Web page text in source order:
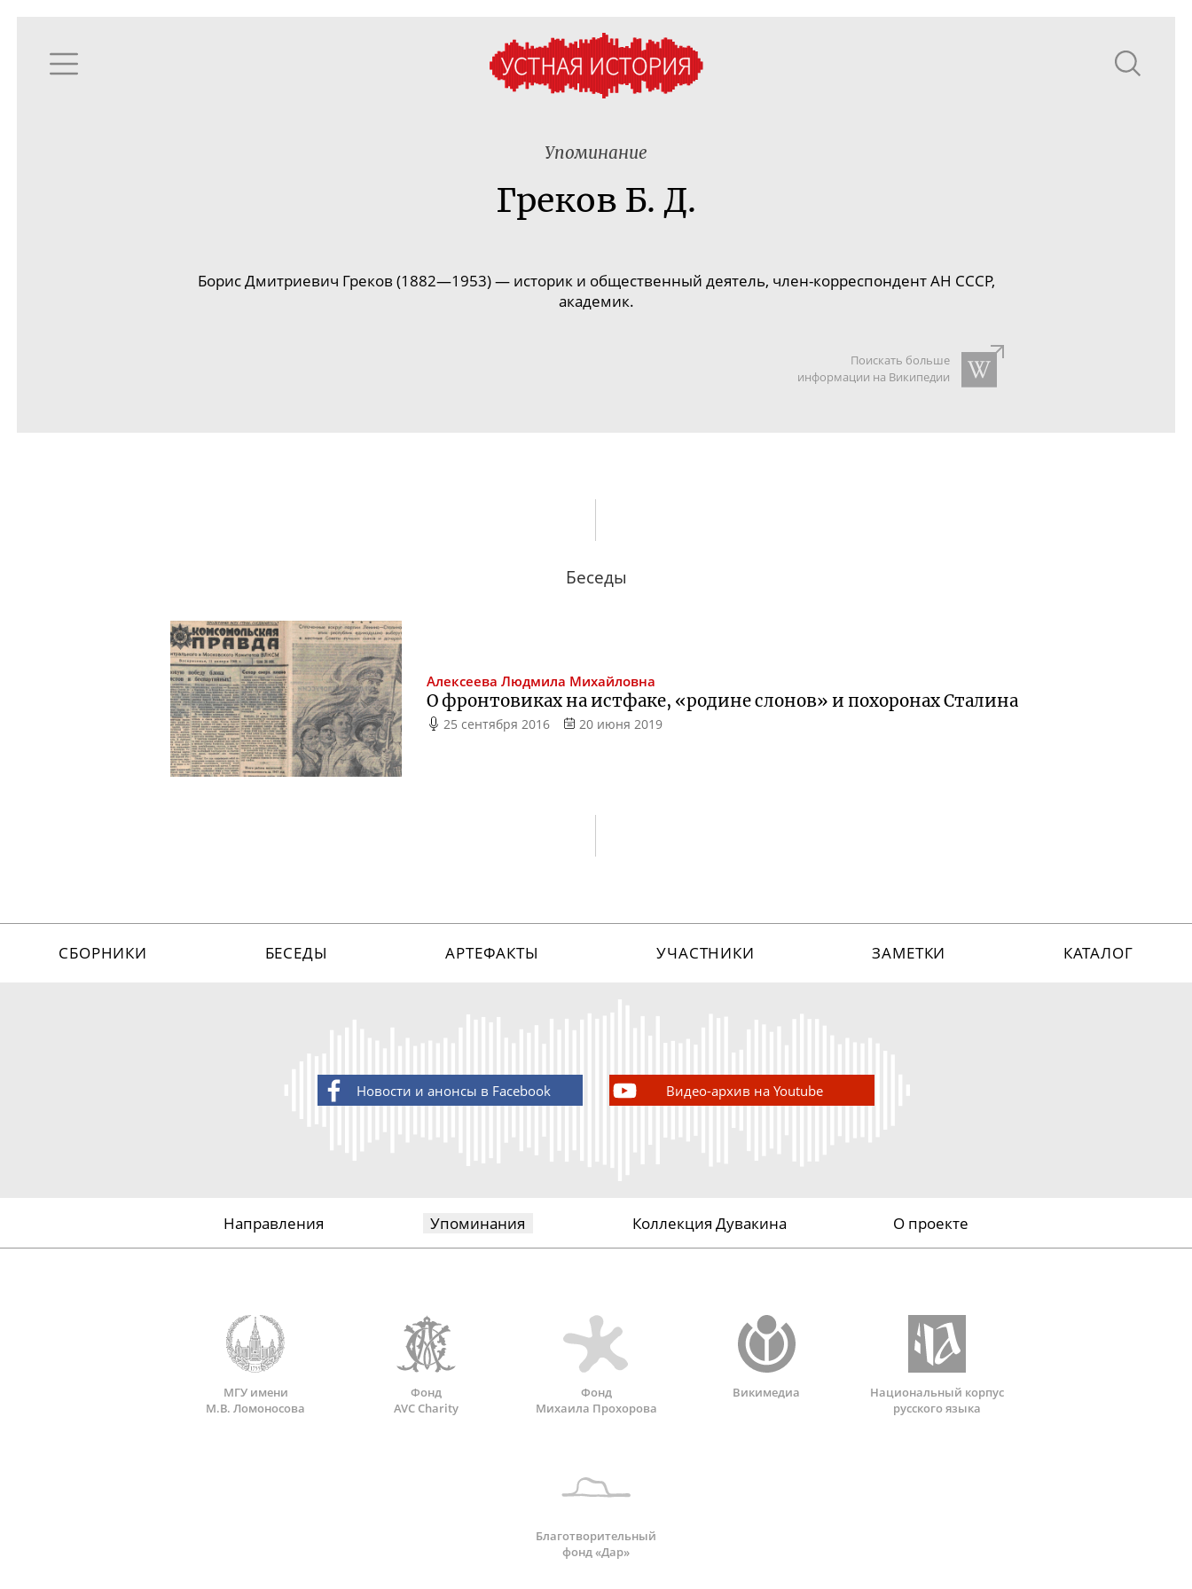
Упоминание
Греков Б. Д.
Борис Дмитриевич Греков (1882—1953) — историк и общественный деятель, член-корреспондентАН СССР,
академик.
Поискать больше
информации на Википедии
Беседы
Алексеева Людмила Михайловна
О фронтовиках на истфаке, «родине слонов» и похоронах Сталина
25 сентября 2016 20 июня 2019
СБОРНИКИ БЕСЕДЫ АРТЕФАКТЫ УЧАСТНИКИ ЗАМЕТКИ КАТАЛОГ
Новости и анонсы в Facebook Видео-архив на Youtube
Направления Упоминания Коллекция Дувакина О проекте
МГУ имени
М.В. Ломоносова
Фонд
AVC Charity
Фонд
Михаила Прохорова
Викимедиа
Национальный корпус
русского языка
Благотворительный
фонд «Дар»